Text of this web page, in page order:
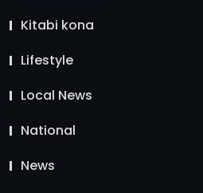
Kitabi kona
Lifestyle
Local News
National
News